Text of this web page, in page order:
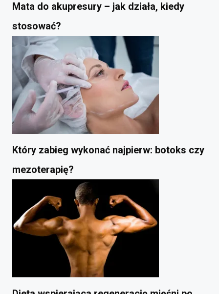
Mata do akupresury – jak działa, kiedy
stosować?
Który zabieg wykonać najpierw: botoks czy
mezoterapię?